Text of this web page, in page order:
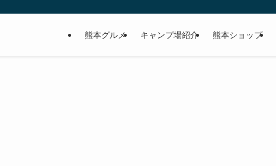
熊本グルメ キャンプ場紹介 熊本ショップ